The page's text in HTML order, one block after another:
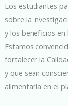
Los estudiantes
sobre la
y los beneficios en
Estamos
fortalecer la
y que sean
alimentaria en el